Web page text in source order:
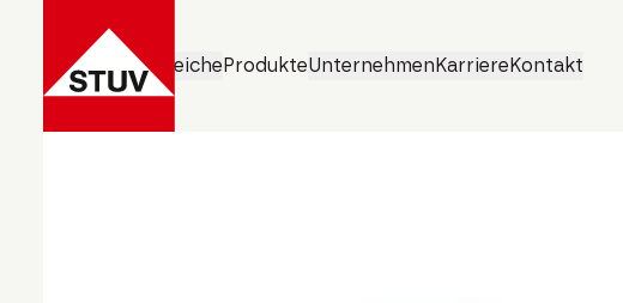
GeschäftsbereicheProdukteUnternehmenKarriereKontakt